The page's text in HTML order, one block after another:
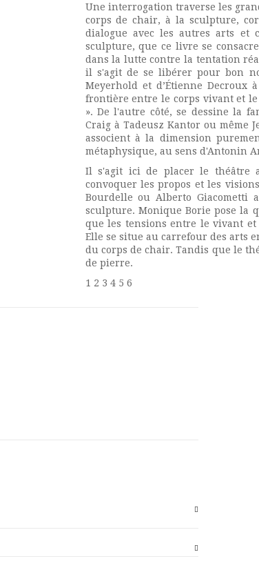
Une interrogation traverse les
corps de chair, à la sculpture,
dialogue avec les autres arts et
sculpture, que ce livre se
dans la lutte contre la tentation
il s'agit de se libérer pour bon
Meyerhold et d’Étienne Decroux
frontière entre le corps vivant et
». De l'autre côté, se dessine la
Craig à Tadeusz Kantor ou même
associent à la dimension
métaphysique, au sens d'Antonin
Il s'agit ici de placer le théâtre
convoquer les propos et les
Bourdelle ou Alberto
sculpture. Monique Borie pose la
que les tensions entre le vivant
Elle se situe au carrefour des arts
du corps de chair. Tandis que le
de pierre.
1 2 3 4 5 6